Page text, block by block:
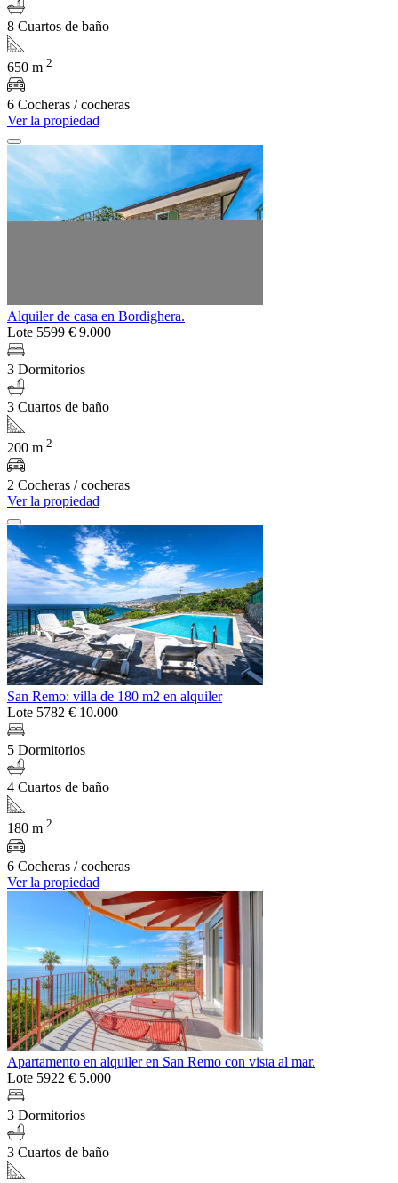
8 Cuartos de baño
650 m 2
6 Cocheras / cocheras
Ver la propiedad
Alquiler de casa en Bordighera.
Lote 5599 € 9.000
3 Dormitorios
3 Cuartos de baño
200 m 2
2 Cocheras / cocheras
Ver la propiedad
San Remo: villa de 180 m2 en alquiler
Lote 5782 € 10.000
5 Dormitorios
4 Cuartos de baño
180 m 2
6 Cocheras / cocheras
Ver la propiedad
Apartamento en alquiler en San Remo con vista al mar.
Lote 5922 € 5.000
3 Dormitorios
3 Cuartos de baño